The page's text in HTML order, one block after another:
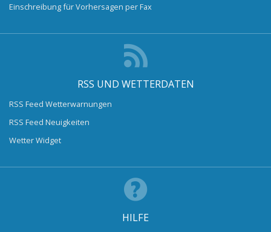
Einschreibung für Vorhersagen per Fax
RSS UND WETTERDATEN
RSS Feed Wetterwarnungen
RSS Feed Neuigkeiten
Wetter Widget
HILFE